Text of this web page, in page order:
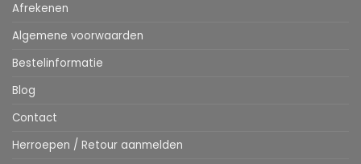
Afrekenen
Algemene voorwaarden
Bestelinformatie
Blog
Contact
Herroepen / Retour aanmelden